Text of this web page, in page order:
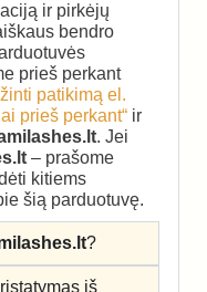
ir pirkėjų
bendro
prieš perkant
patikimą el.
prieš perkant“ ir
. Jei
– prašome
kitiems
šią parduotuvę.
?
iš